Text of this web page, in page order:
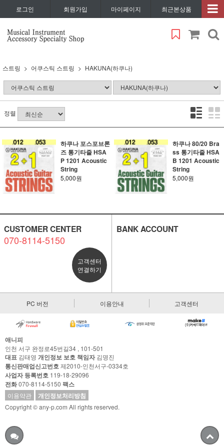
로그인 회원가입 마이페이지 최근본상품
스트링 어쿠스틱 스트링 HAKUNA(하쿠나)
정렬
하쿠나 포스포브론
즈 통기타줄 HSA
P 1201 Acoustic
String
5,000원
하쿠나 80/20 Bra
ss 통기타줄 HSA
B 1201 Acoustic
String
5,000원
CUSTOMER CENTER
070-8114-5150
고객센터
연결하기
BANK ACCOUNT
PC 버전 이용안내 고객센터
애니피
인천 서구 완정로45번길34 , 101-501
대표 김태영 개인정보 보호 책임자김명진
통신판매업신고번호제2010-인천서구-0334호
사업자 등록번호 119-18-29096
전화070-8114-5150 팩스
이용약관 개인정보처리방침
Copyright © any-p.com All rights reserved.